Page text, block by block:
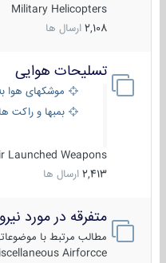
Military Helicopters
2,108 ارسال ها
تسلیحات هوایی
موشکهای هوا به
بمبها و راکت های
Air Launched Weapons
2,413 ارسال ها
متفرقه در مورد
مطالب مرتبط با
Miscellaneous Airforcce